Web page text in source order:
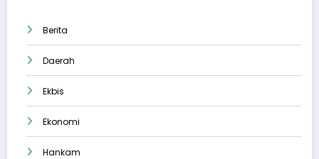
Berita
Daerah
Ekbis
Ekonomi
Hankam